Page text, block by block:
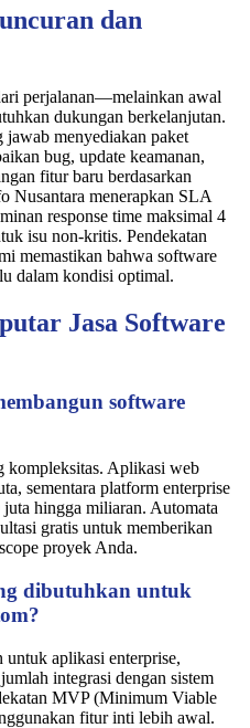
dan
perjalanan—melainkan awal
dukungan berkelanjutan.
jawab menyediakan paket
bug, update keamanan,
fitur baru berdasarkan
Nusantara menerapkan SLA
response time maksimal 4
isu non-kritis. Pendekatan
memastikan bahwa software
dalam kondisi optimal.
Jasa Software
software
kompleksitas. Aplikasi web
sementara platform enterprise
hingga miliaran. Automata
gratis untuk memberikan
proyek Anda.
dibutuhkan untuk
aplikasi enterprise,
integrasi dengan sistem
MVP (Minimum Viable
fitur inti lebih awal.